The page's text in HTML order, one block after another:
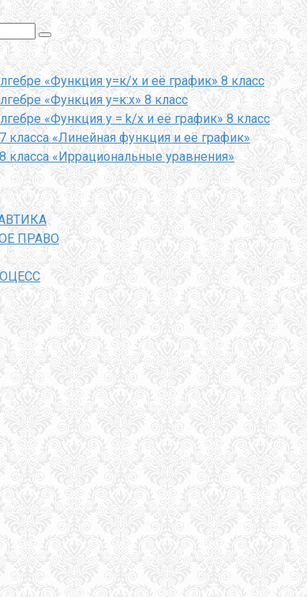
«Функция у=к/х и её график» 8 класс
«Функция у=к:х» 8 класс
«Функция y = k/x и её график» 8 класс
класса «Линейная функция и её график»
класса «Иррациональные уравнения»
ПРАВО